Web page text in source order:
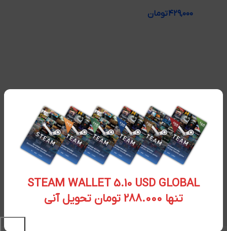
STEAM WALLET 5.10 USD GLOBAL
تنها 288.000 تومان تحویل آنی
۴۲۹,۰۰۰تومان